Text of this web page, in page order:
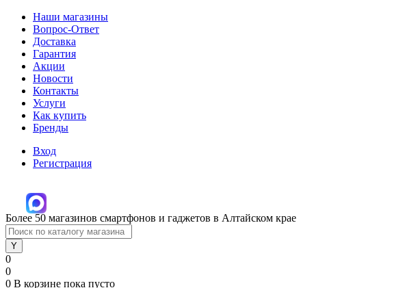
Наши магазины
Вопрос-Ответ
Доставка
Гарантия
Акции
Новости
Контакты
Услуги
Как купить
Бренды
Вход
Регистрация
Более 50 магазинов смартфонов и гаджетов в Алтайском крае
0
0
0 В корзине пока пусто